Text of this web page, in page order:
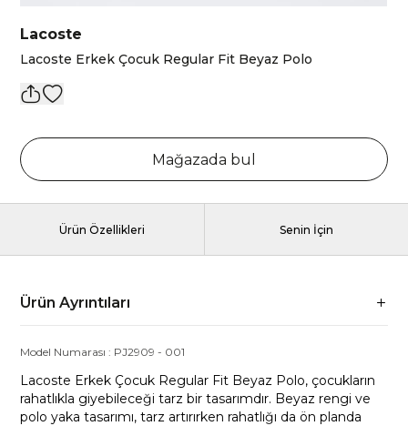
Lacoste
Lacoste Erkek Çocuk Regular Fit Beyaz Polo
Mağazada bul
Ürün Özellikleri Senin İçin
Ürün Ayrıntıları
Model Numarası : PJ2909 - 001
Lacoste Erkek Çocuk Regular Fit Beyaz Polo, çocukların
rahatlıkla giyebileceği tarz bir tasarımdır. Beyaz rengi ve
polo yaka tasarımı, tarz artırırken rahatlığı da ön planda